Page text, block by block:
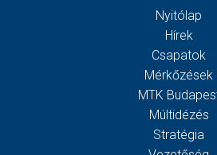
Nyitólap
Hírek
Csapatok
Mérkőzések
MTK
Múltidézés
Stratégia